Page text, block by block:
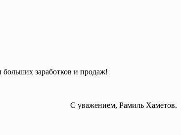
заработков и продаж!
С уважением, Рамиль Хаметов.